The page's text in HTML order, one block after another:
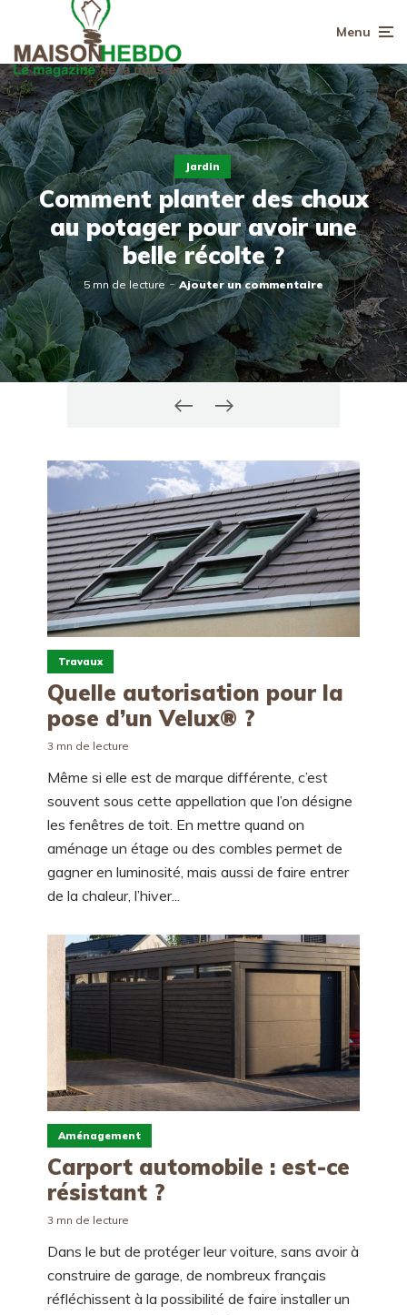
Menu
Jardin
Comment planter des choux
au potager pour avoir une
belle récolte ?
5 mn de lecture Ajouter un commentaire
Travaux
Quelle autorisation pour la
pose d’un Velux® ?
3 mn de lecture
Même si elle est de marque différente, c’est
souvent sous cette appellation que l’on désigne
les fenêtres de toit. En mettre quand on
aménage un étage ou des combles permet de
gagner en luminosité, mais aussi de faire entrer
de la chaleur, l’hiver...
Aménagement
Carport automobile : est-ce
résistant ?
3 mn de lecture
Dans le but de protéger leur voiture, sans avoir à
construire de garage, de nombreux français
réfléchissent à la possibilité de faire installer un